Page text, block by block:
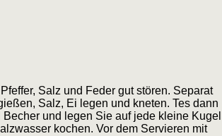
Salz und Feder gut stören. Separat
Salz, Ei legen und kneten. Tes dann
und legen Sie auf jede kleine Kugel
kochen. Vor dem Servieren mit